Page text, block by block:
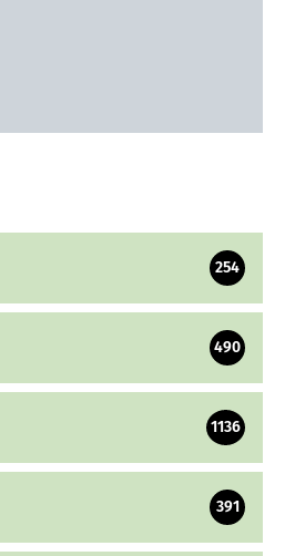
254
490
1136
391